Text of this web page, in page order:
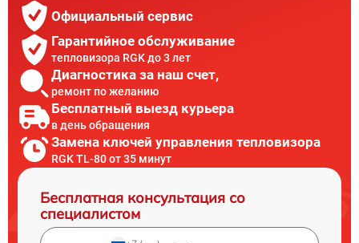
Официальный сервис
Гарантийное обслуживание
тепловизора RGK до 3 лет
Диагностика за наш счет,
ремонт по желанию
Бесплатный выезд курьера
в день обращения
Замена ключей управления тепловизора
RGK TL-80 от 35 минут
Бесплатная консультация со
специалистом